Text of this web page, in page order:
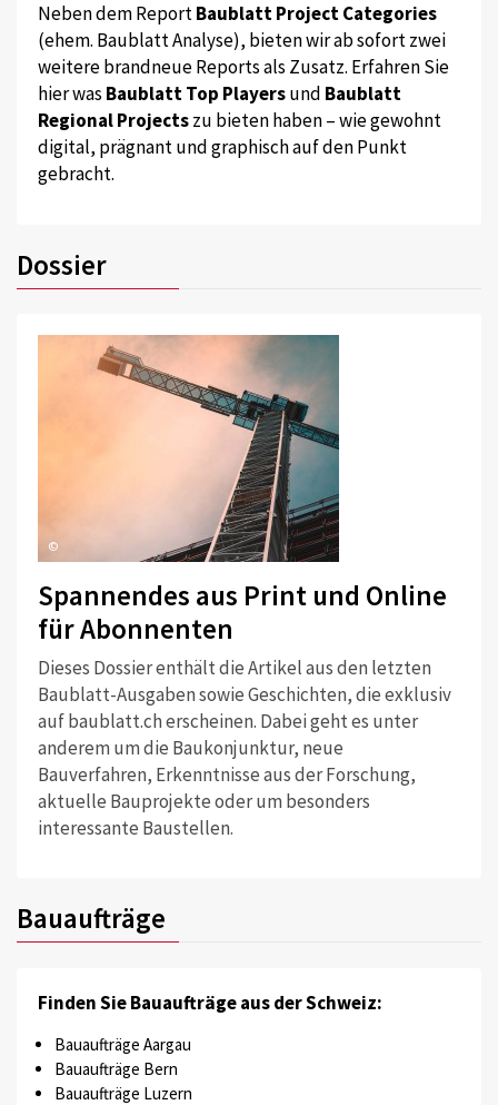
Neben dem ReportBaublatt Project Categories
(ehem. Baublatt Analyse), bieten wir ab sofort zwei
weitere brandneue Reports als Zusatz. Erfahren Sie
hier was Baublatt Top Playersund Baublatt
Regional Projectszu bieten haben – wie gewohnt
digital, prägnant und graphisch auf den Punkt
gebracht.
Dossier
©
Spannendes aus Print und Online
für Abonnenten
Dieses Dossier enthält die Artikel aus den letzten
Baublatt-Ausgaben sowie Geschichten, die exklusiv
auf baublatt.ch erscheinen. Dabei geht es unter
anderem um die Baukonjunktur, neue
Bauverfahren, Erkenntnisse aus der Forschung,
aktuelle Bauprojekte oder um besonders
interessante Baustellen.
Bauaufträge
Finden Sie Bauaufträge aus der Schweiz:
Bauaufträge Aargau
Bauaufträge Bern
Bauaufträge Luzern